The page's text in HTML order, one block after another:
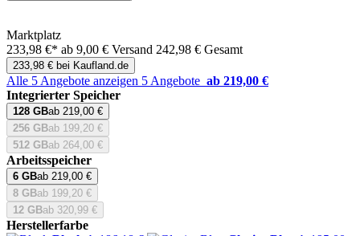
Marktplatz
233,98 €* ab 9,00 € Versand 242,98 € Gesamt
233,98 € bei Kaufland.de
Alle 5 Angebote anzeigen 5 Angebote ab 219,00 €
Integrierter Speicher
128 GBab 219,00 €
256 GBab 199,20 €
512 GBab 264,00 €
Arbeitsspeicher
6 GBab 219,00 €
8 GBab 199,20 €
12 GBab 320,99 €
Herstellerfarbe